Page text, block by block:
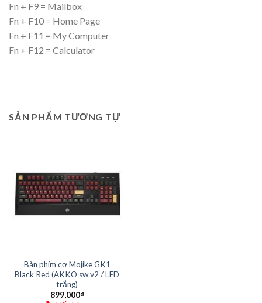
Fn + F9 = Mailbox
Fn + F10 = Home Page
Fn + F11 = My Computer
Fn + F12 = Calculator
SẢN PHẨM TƯƠNG TỰ
Bàn phím cơ Mojike GK1
Black Red (AKKO sw v2 / LED
trắng)
899,000₫